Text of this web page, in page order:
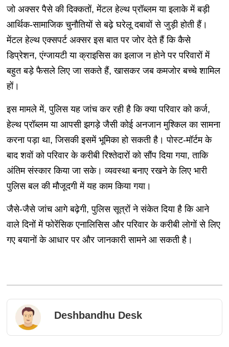
जो अक्सर पैसे की दिक्कतों, मेंटल हेल्थ प्रॉब्लम या इलाके में बड़ी
आर्थिक-सामाजिक चुनौतियों से बढ़े घरेलू दबावों से जुड़ी होती हैं।
मेंटल हेल्थ एक्सपर्ट अक्सर इस बात पर जोर देते हैं कि कैसे
डिप्रेशन, एंग्जायटी या क्राइसिस का इलाज न होने पर परिवारों में
बहुत बड़े फैसले लिए जा सकते हैं, खासकर जब कमजोर बच्चे शामिल
हों।
इस मामले में, पुलिस यह जांच कर रही है कि क्या परिवार को कर्ज,
हेल्थ प्रॉब्लम या आपसी झगड़े जैसी कोई अनजान मुश्किल का सामना
करना पड़ा था, जिसकी इसमें भूमिका हो सकती है। पोस्ट-मॉर्टम के
बाद शवों को परिवार के करीबी रिश्तेदारों को सौंप दिया गया, ताकि
अंतिम संस्कार किया जा सके। व्यवस्था बनाए रखने के लिए भारी
पुलिस बल की मौजूदगी में यह काम किया गया।
जैसे-जैसे जांच आगे बढ़ेगी, पुलिस सूत्रों ने संकेत दिया है कि आने
वाले दिनों में फोरेंसिक एनालिसिस और परिवार के करीबी लोगों से लिए
गए बयानों के आधार पर और जानकारी सामने आ सकती है।
Deshbandhu Desk